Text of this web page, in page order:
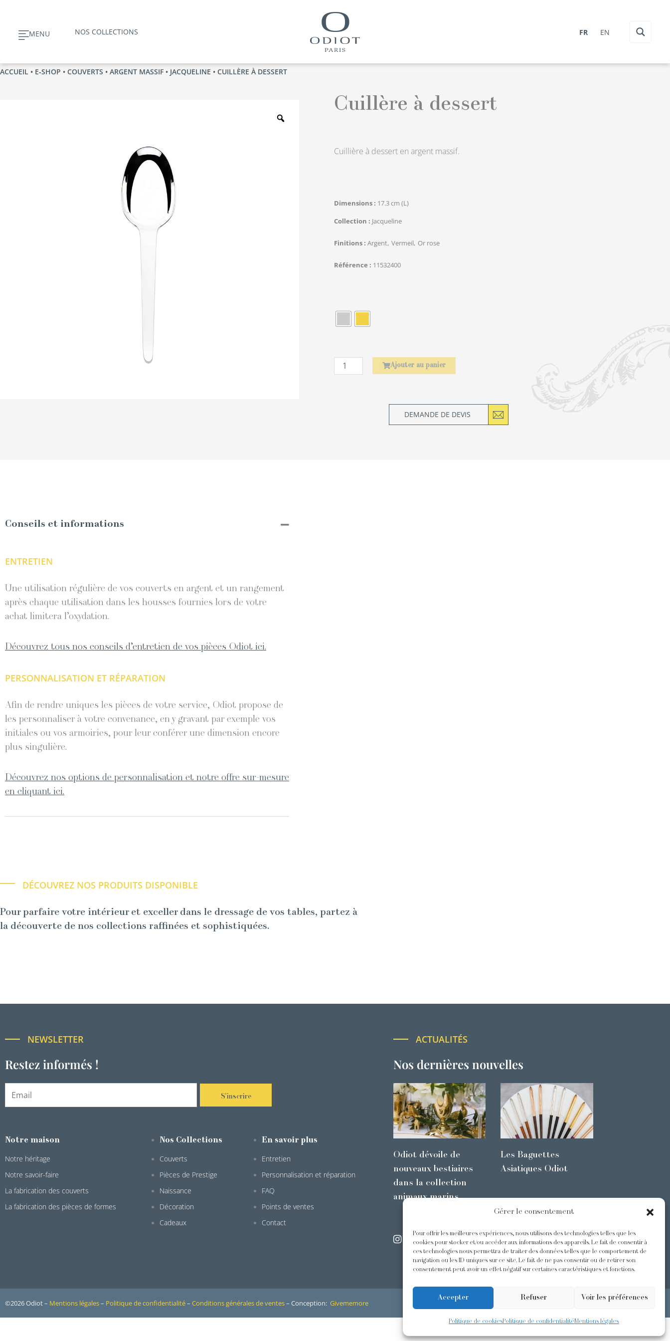
Gérer le consentement
Pour offrir les meilleures expériences, nous utilisons des technologies telles que les
cookies pour stocker et/ou accéder aux informations des appareils. Le fait de consentir à
ces technologies nous permettra de traiter des données telles que le comportement de
navigation ou les ID uniques sur ce site. Le fait de ne pas consentir ou de retirer son
consentement peut avoir un effet négatif sur certaines caractéristiques et fonctions.
Accepter Refuser Voir les préférences
Politique de cookiesPolitique de confidentialitéMentions légales
contenuMENU NOS COLLECTIONS FR EN
ACCUEIL • E‑SHOP • COUVERTS • ARGENT MASSIF • JACQUELINE • CUILLÈRE À DESSERT
Cuillère à dessert
Cuillière à dessert en argent massif.
Dimensions
17.3 cm (L)
Collection
Jacqueline
Finitions Argent Vermeil Or rose
Référence 11532400
Ajouter au panier
DEMANDE DE DEVIS
Conseils et informations
ENTRETIEN
Une utilisation régulière de vos couverts en argent et un rangement
après chaque utilisation dans les housses fournies lors de votre
achat limitera l’oxydation.
Découvrez tous nos conseils d’entretien de vos pièces Odiot ici.
PERSONNALISATION ET RÉPARATION
Afin de rendre uniques les pièces de votre service, Odiot propose de
les personnaliser à votre convenance, en y gravant par exemple vos
initiales ou vos armoiries, pour leur conférer une dimension encore
plus singulière.
Découvrez nos options de personnalisation et notre offre sur-mesure
en cliquant ici.
DÉCOUVREZ NOS PRODUITS DISPONIBLE
Pour parfaire votre intérieur et exceller dans le dressage de vos tables, partez à
la découverte de nos collections raffinées et sophistiquées.
NEWSLETTER
Restez informés !
S'inscrire
Notre maison
Notre héritage
Notre savoir-faire
La fabrication des couverts
La fabrication des pièces de formes
Nos Collections
Couverts
Pièces de Prestige
Naissance
Décoration
Cadeaux
En savoir plus
Entretien
Personnalisation et réparation
FAQ
Points de ventes
Contact
ACTUALITÉS
Nos dernières nouvelles
Odiot dévoile de
nouveaux bestiaires
dans la collection
animaux marins
Les Baguettes
Asiatiques Odiot
@odiot.paris @Odiot
©2026 Odiot – Mentions légales– Politique de confidentialité– Conditions générales de ventes– Conception: Givememore